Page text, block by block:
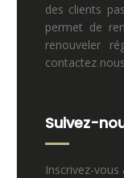
des clients
permet de
renouveler
contactez
Suivez-
Inscrivez-